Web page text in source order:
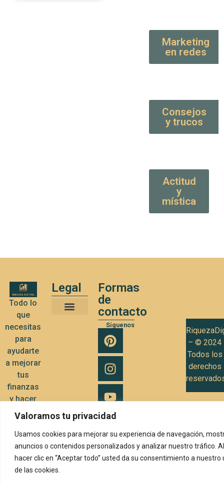
Valoramos tu privacidad
Usamos cookies para mejorar su experiencia de navegación,
anuncios o contenidos personalizados y analizar nuestro tráfico. Al
hacer clic en “Aceptar todo” usted da su consentimiento a nuestro
de las cookies.
Marketing
en redes
Consejos
y trucos
Actitud
y
mística
Todo lo
que
necesitas
para
ayudarte
a mejorar
tus
finanzas
y hacer
crecer tu
Legal
Formas
de
contacto
Síguenos
– © 2024
Todos los
derechos